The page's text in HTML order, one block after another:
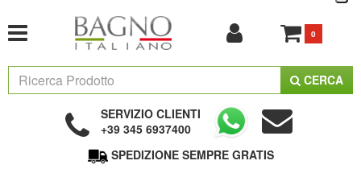
0
CERCA
SERVIZIO CLIENTI
+39 345 6937400
SPEDIZIONE SEMPRE GRATIS